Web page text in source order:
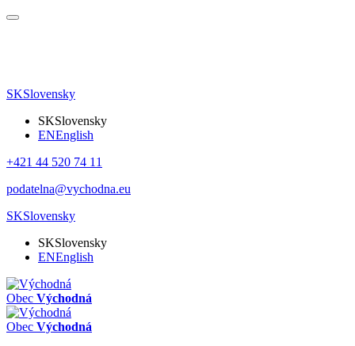
SKSlovensky
SKSlovensky
ENEnglish
+421 44 520 74 11
podatelna@vychodna.eu
SKSlovensky
SKSlovensky
ENEnglish
Obec Východná
Obec Východná